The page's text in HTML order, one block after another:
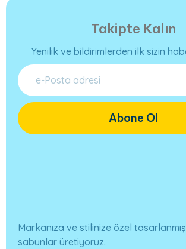
Takipte Kalın
Yenilik ve bildirimlerden ilk sizin
Abone Ol
Markanıza ve stilinize özel tasarlanmış
sabunlar üretiyoruz.